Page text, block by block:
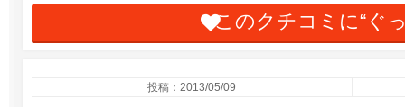
このクチコミに“ぐ
投稿：2013/05/09